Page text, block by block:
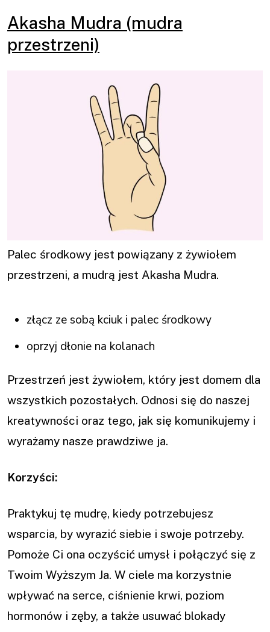
Akasha Mudra (mudra
przestrzeni)
Palec środkowy jest powiązany z żywiołem
przestrzeni, a mudrą jest Akasha Mudra.
złącz ze sobą kciuk i palec środkowy
oprzyj dłonie na kolanach
Przestrzeń jest żywiołem, który jest domem dla
wszystkich pozostałych. Odnosi się do naszej
kreatywności oraz tego, jak się komunikujemy i
wyrażamy nasze prawdziwe ja.
Korzyści:
Praktykuj tę mudrę, kiedy potrzebujesz
wsparcia, by wyrazić siebie i swoje potrzeby.
Pomoże Ci ona oczyścić umysł i połączyć się z
Twoim Wyższym Ja. W ciele ma korzystnie
wpływać na serce, ciśnienie krwi, poziom
hormonów i zęby, a także usuwać blokady